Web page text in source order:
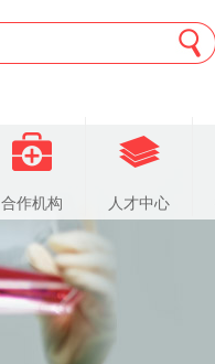
合作机构 人才中心